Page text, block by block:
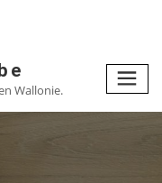
Wallonie.